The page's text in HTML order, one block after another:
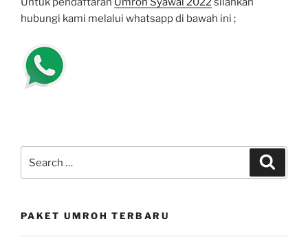
hubungi kami melalui whatsapp di bawah ini ;
for:
PAKET UMROH TERBARU